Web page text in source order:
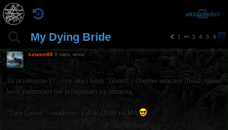
My Dying Bride
o
e
d
1 3 4 5 6
aktualności
kataton88 9 mies. temu
Ja przekornie (? - czy aby) lubię "Ghost" i chętnie wracam (teraz nawet
leci), natomiast nie przepadam za ostatnią.
"Turn Loose" - wiadomo, kulcik 18/88 na MA